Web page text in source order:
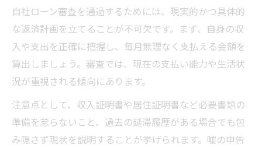
自社ローン審査を通過するためには、現実的かつ具体的
な返済計画を立てることが不可欠です。まず、自身の収
入や支出を正確に把握し、毎月無理なく支払える金額を
算出しましょう。審査では、現在の支払い能力や生活状
況が重視される傾向にあります。
注意点として、収入証明書や居住証明書など必要書類の
準備を怠らないこと、過去の延滞履歴がある場合でも包
み隠さず現状を説明することが挙げられます。嘘の申告